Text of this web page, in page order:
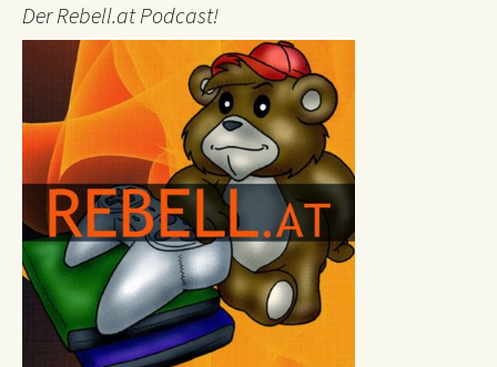
Der Rebell.at Podcast!